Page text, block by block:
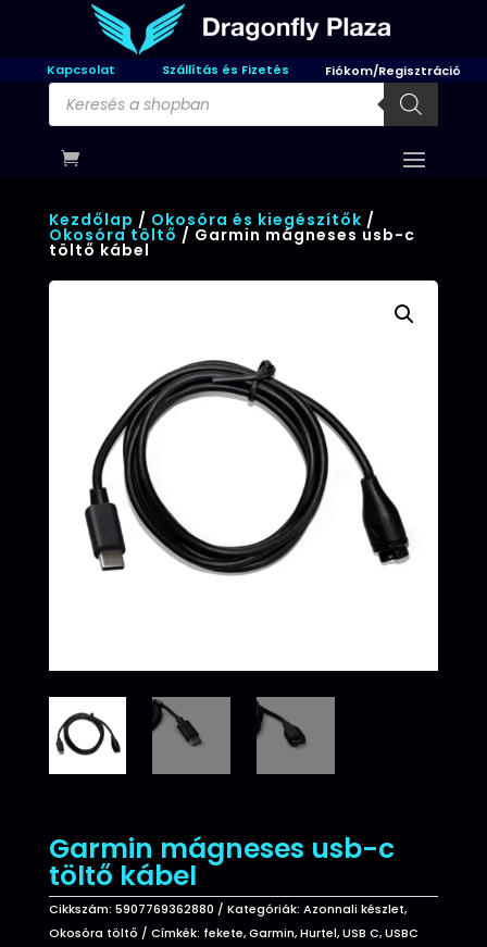
Kapcsolat Szállítás és Fizetés Fiókom/Regisztráció
Products
search
Kezdőlap / Okosóra és kiegészítők /
Okosóra töltő / Garmin mágneses usb-c
töltő kábel
Garmin mágneses usb-c
töltő kábel
Cikkszám: 5907769362880 Kategóriák: Azonnali készlet,
Okosóra töltő
Címkék: fekete,Garmin,Hurtel,USB C,USBC